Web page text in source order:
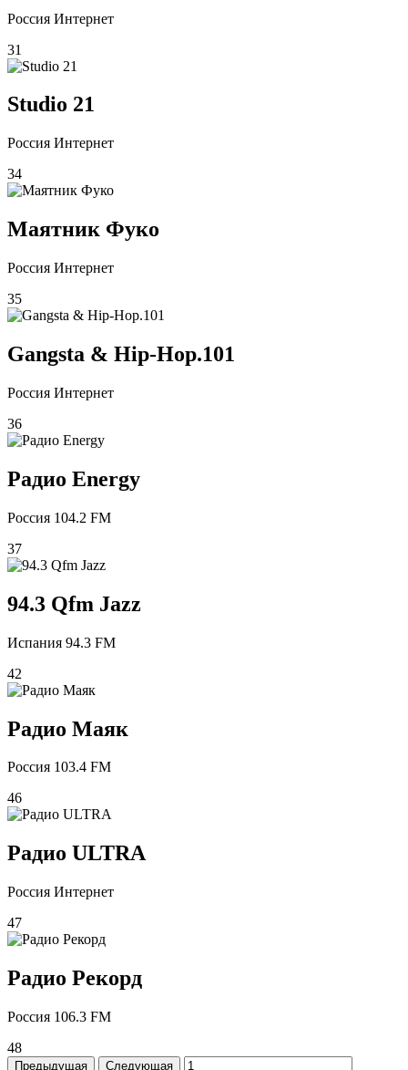
Россия Интернет
31
Studio 21
Россия Интернет
34
Маятник Фуко
Россия Интернет
35
Gangsta & Hip-Hop.101
Россия Интернет
36
Радио Energy
Россия 104.2 FM
37
94.3 Qfm Jazz
Испания 94.3 FM
42
Радио Маяк
Россия 103.4 FM
46
Радио ULTRA
Россия Интернет
47
Радио Рекорд
Россия 106.3 FM
48
Предыдущая Следующая